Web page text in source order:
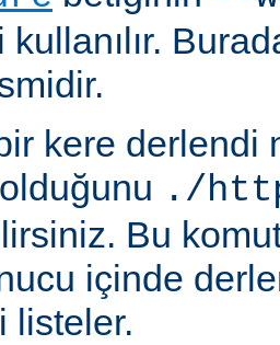
kullanılır.
kere derlendi
./
Bu
içinde
listeler.